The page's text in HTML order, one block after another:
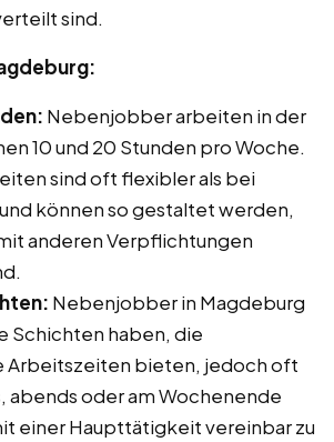
sind.
Nebenjobber arbeiten in der
10 und 20 Stunden pro Woche.
sind oft flexibler als bei
können so gestaltet werden,
anderen Verpflichtungen
Nebenjobber in Magdeburg
Schichten haben, die
Arbeitszeiten bieten, jedoch oft
abends oder am Wochenende
einer Haupttätigkeit vereinbar zu